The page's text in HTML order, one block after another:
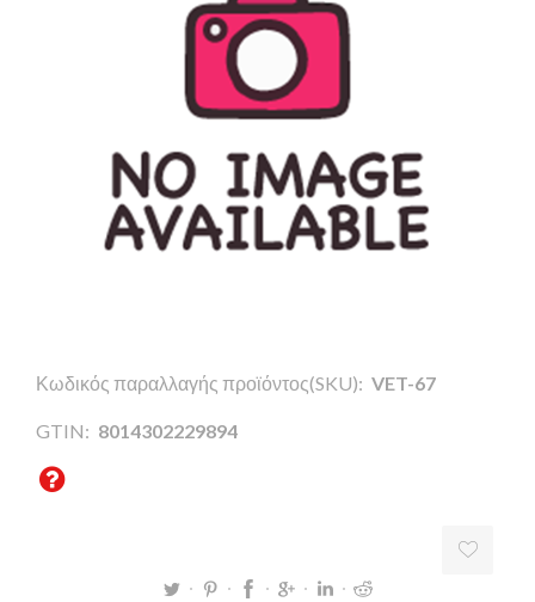
Κωδικός παραλλαγής προϊόντος(SKU): VET-67
GTIN: 8014302229894